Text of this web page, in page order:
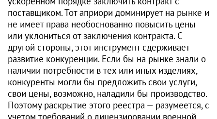
поставщиком. Тот априори доминирует на рынке и
не имеет права необос­нованно повысить цены
или уклониться от заключения контракта. С
другой стороны, этот инструмент сдерживает
развитие конкуренции. Если бы на рынке знали о
наличии потребности в тех или иных изделиях,
конкуренты могли бы предложить свои услуги,
свои цены, возможно, наладили бы производство.
Поэтому раскрытие этого реестра — разумеется, с
учетом требований о лицензировании военной